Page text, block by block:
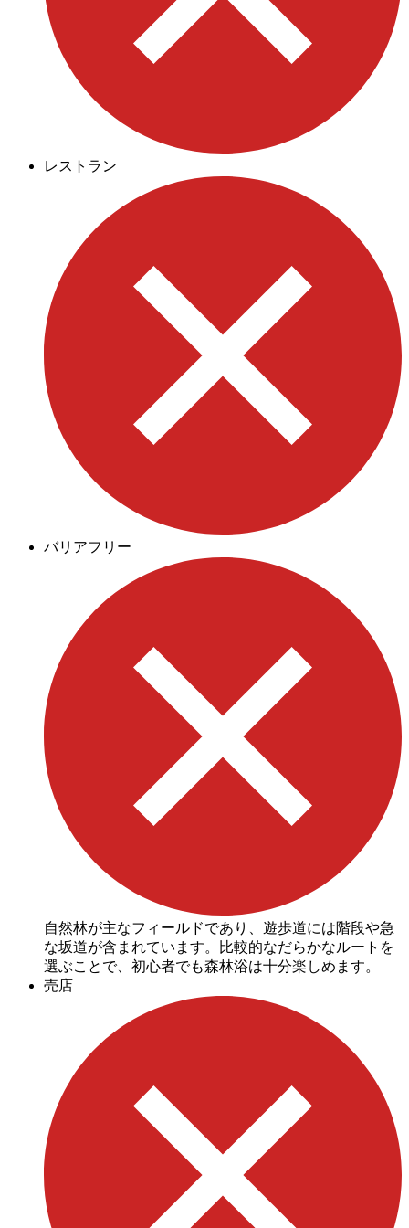
レストラン
バリアフリー
自然林が主なフィールドであり、遊歩道には階段や急
な坂道が含まれています。比較的なだらかなルートを
選ぶことで、初心者でも森林浴は十分楽しめます。
売店